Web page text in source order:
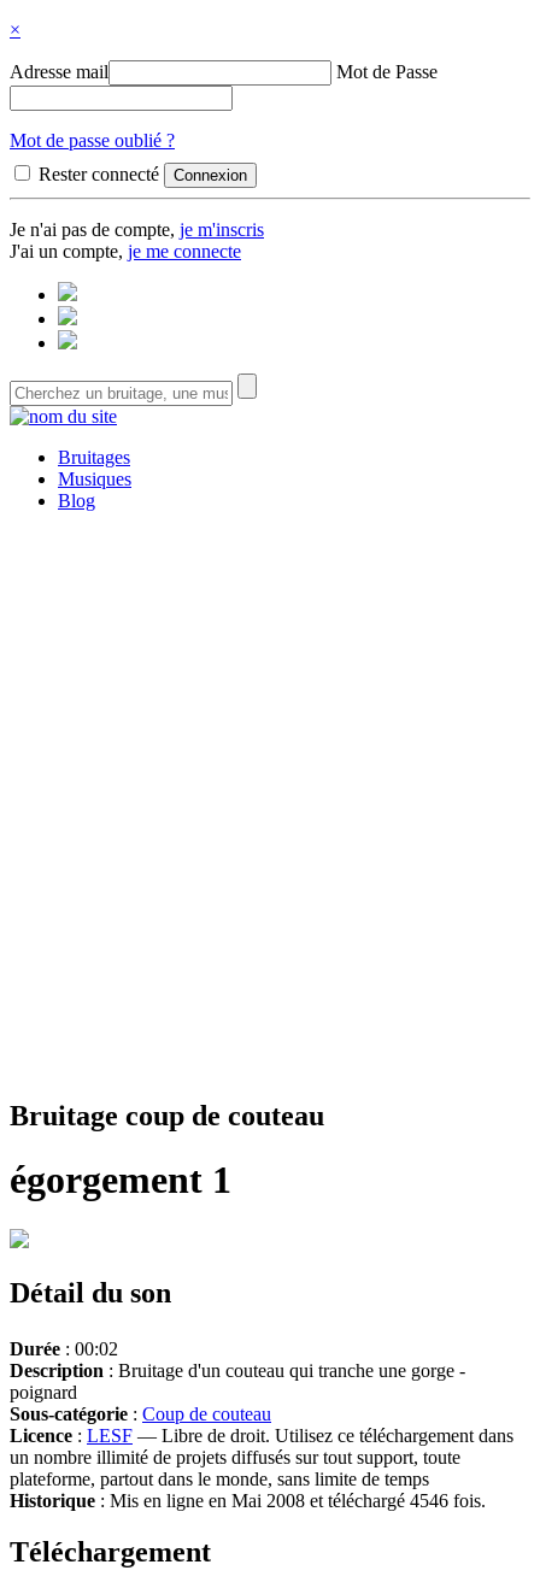
×
Adresse mail Mot de Passe
Mot de passe oublié ?
Rester connecté
Je n'ai pas de compte, je m'inscris
J'ai un compte, je me connecte
Bruitages
Musiques
Blog
Bruitage coup de couteau
égorgement 1
Détail du son
Durée : 00:02
Description : Bruitage d'un couteau qui tranche une gorge -
poignard
Sous-catégorie : Coup de couteau
Licence : LESF — Libre de droit. Utilisez ce téléchargement dans
un nombre illimité de projets diffusés sur tout support, toute
plateforme, partout dans le monde, sans limite de temps
Historique : Mis en ligne en Mai 2008 et téléchargé 4546 fois.
Téléchargement